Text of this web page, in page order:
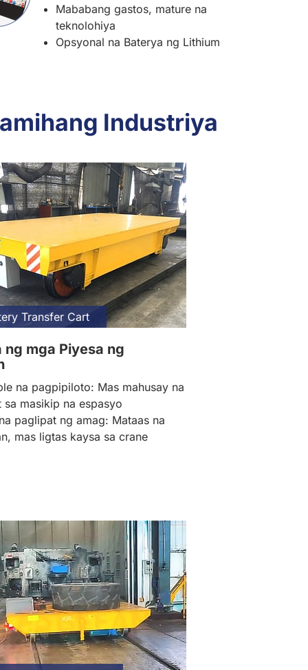
Mababang gastos, mature na
teknolohiya
Opsyonal na Baterya ng Lithium
Industriya
Transfer Cart
ng mga Piyesa ng
na pagpipiloto: Mas mahusay na
sa masikip na espasyo
paglipat ng amag: Mataas na
mas ligtas kaysa sa crane